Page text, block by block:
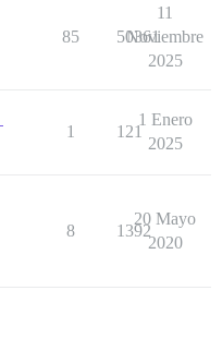
85 50361
11
Noviembre
2025
1 121
1 Enero
2025
8 1392
20 Mayo
2020